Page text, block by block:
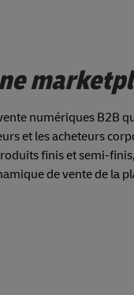
numériques B2B
et les acheteurs
finis et semi-
de vente de la